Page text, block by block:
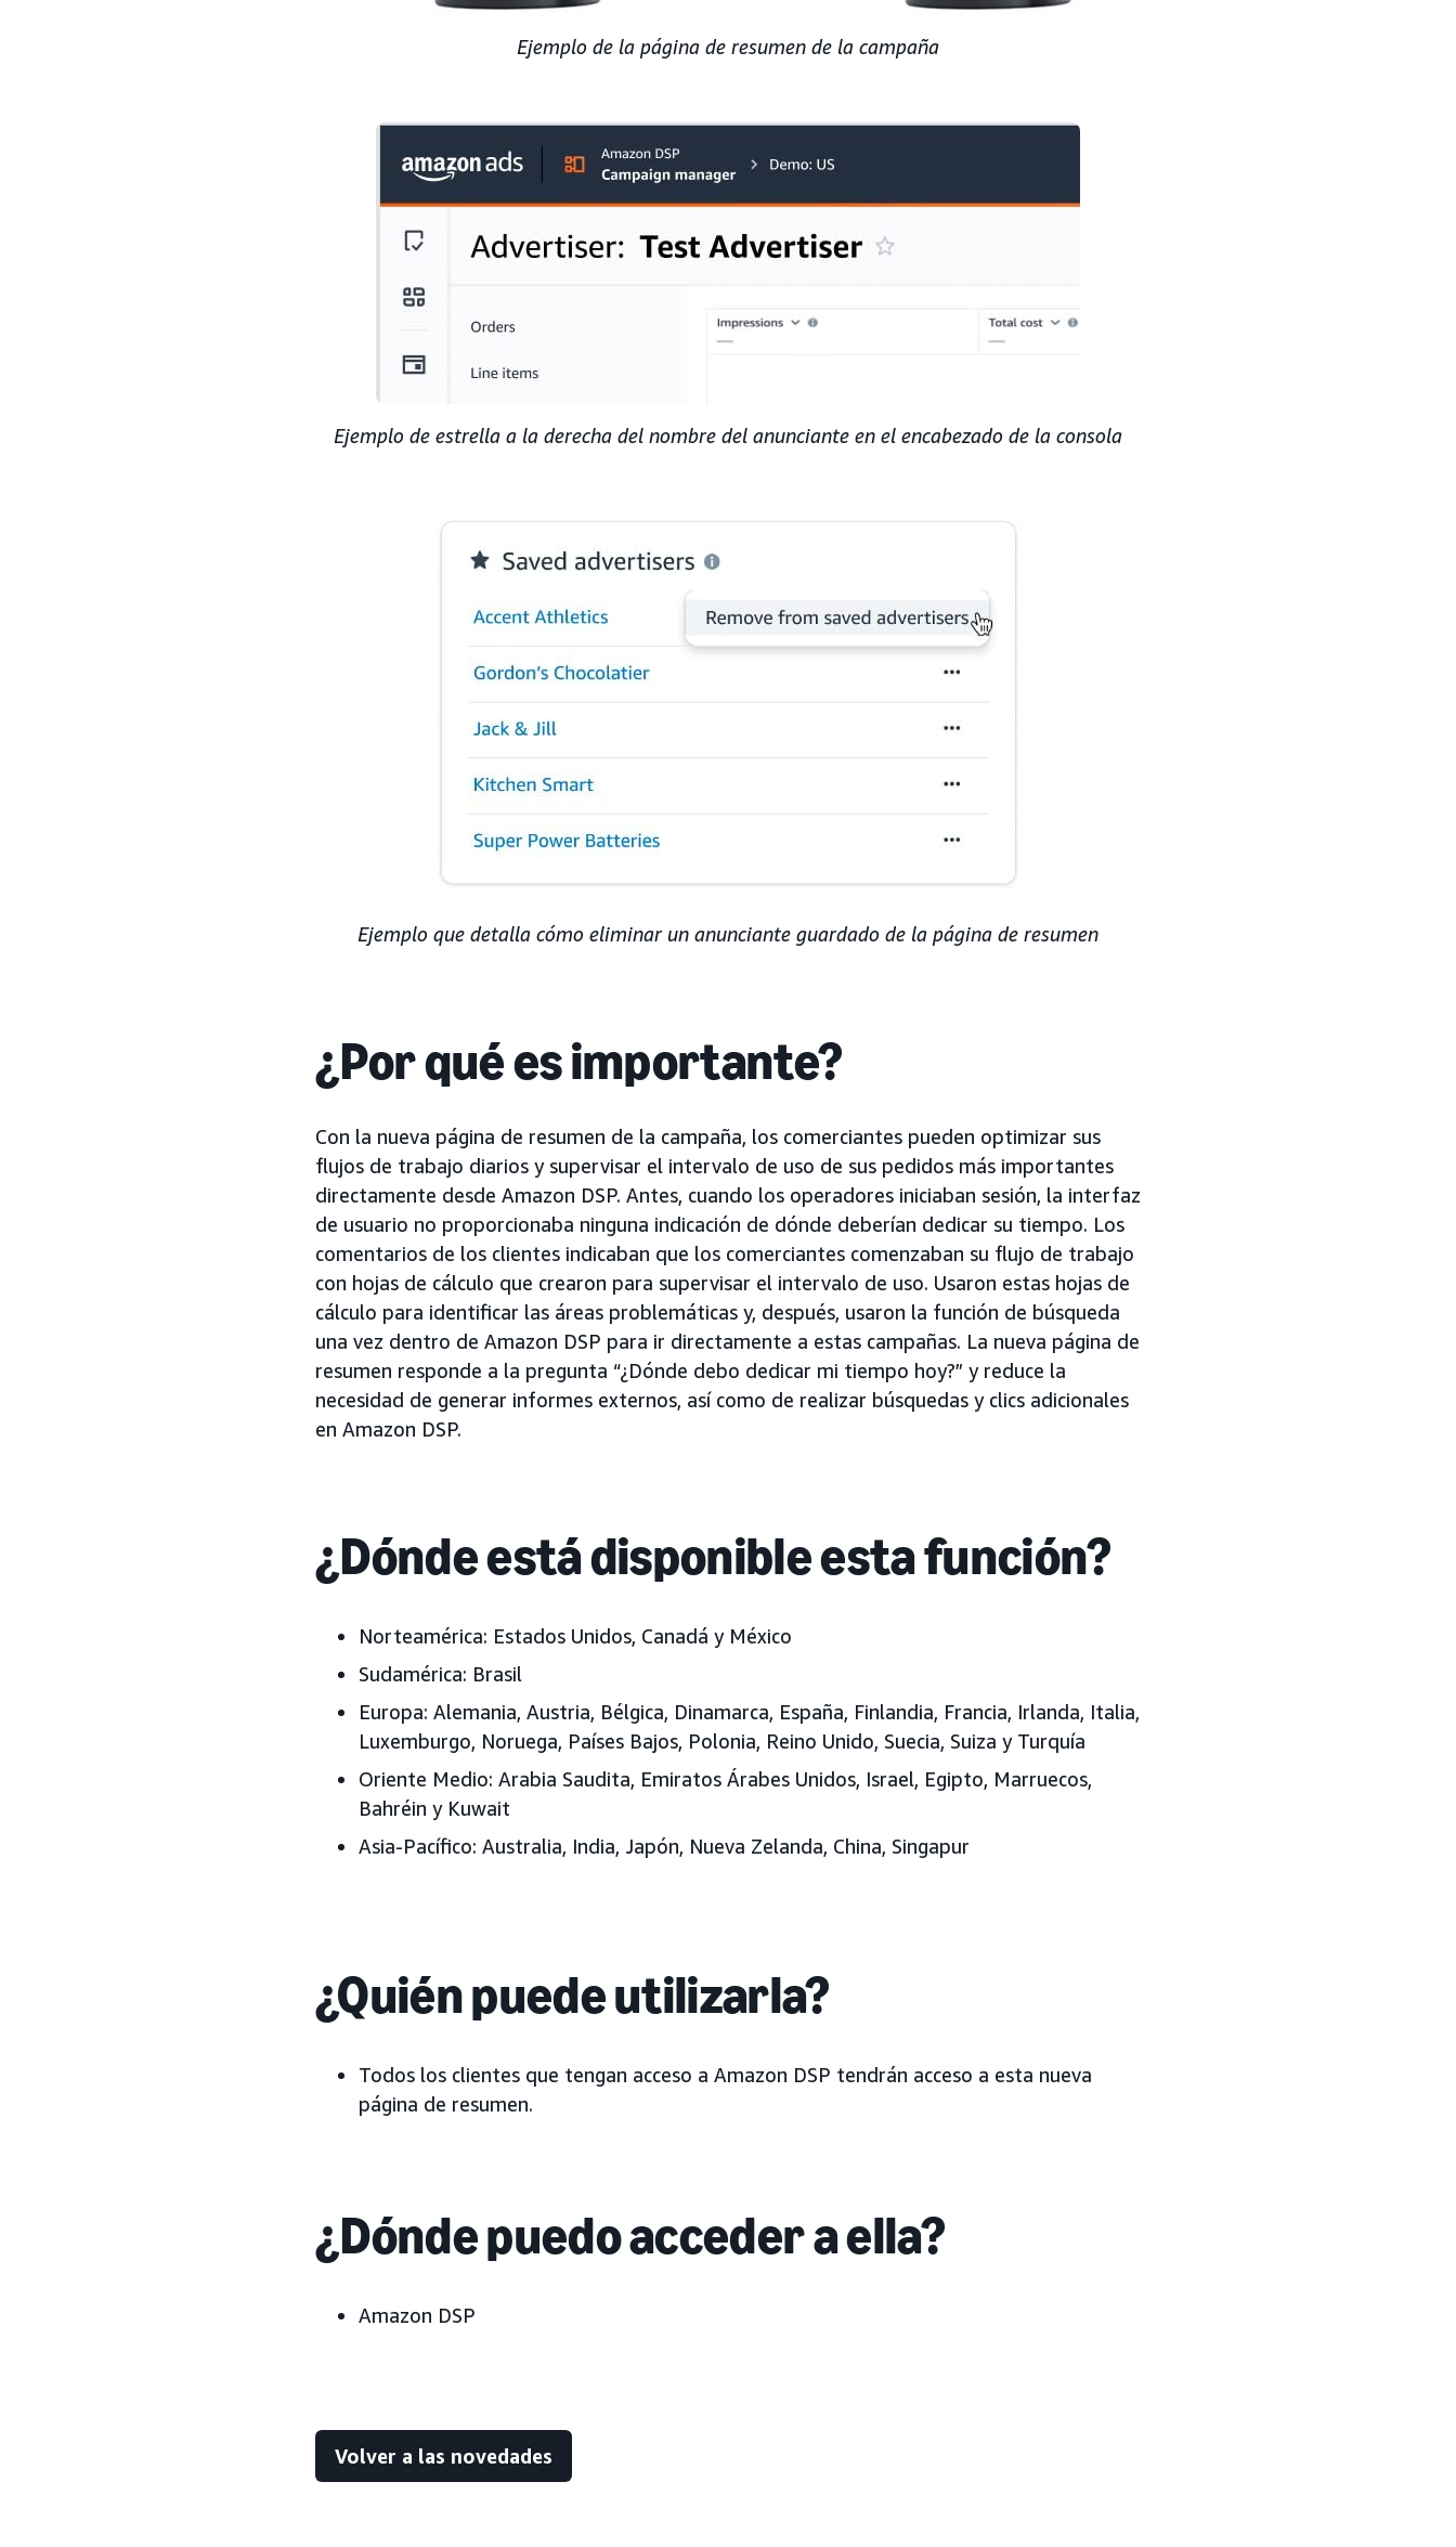
Ejemplo de la página de resumen de la campaña
Ejemplo de estrella a la derecha del nombre del anunciante en el encabezado de la consola
Ejemplo que detalla cómo eliminar un anunciante guardado de la página de resumen
¿Por qué es importante?
Con la nueva página de resumen de la campaña, los comerciantes pueden optimizar sus
flujos de trabajo diarios y supervisar el intervalo de uso de sus pedidos más importantes
directamente desde Amazon DSP. Antes, cuando los operadores iniciaban sesión, la interfaz
de usuario no proporcionaba ninguna indicación de dónde deberían dedicar su tiempo. Los
comentarios de los clientes indicaban que los comerciantes comenzaban su flujo de trabajo
con hojas de cálculo que crearon para supervisar el intervalo de uso. Usaron estas hojas de
cálculo para identificar las áreas problemáticas y, después, usaron la función de búsqueda
una vez dentro de Amazon DSP para ir directamente a estas campañas. La nueva página de
resumen responde a la pregunta “¿Dónde debo dedicar mi tiempo hoy?” y reduce la
necesidad de generar informes externos, así como de realizar búsquedas y clics adicionales
en Amazon DSP.
¿Dónde está disponible esta función?
Norteamérica: Estados Unidos, Canadá y México
Sudamérica: Brasil
Europa: Alemania, Austria, Bélgica, Dinamarca, España, Finlandia, Francia, Irlanda, Italia,
Luxemburgo, Noruega, Países Bajos, Polonia, Reino Unido, Suecia, Suiza y Turquía
Oriente Medio: Arabia Saudita, Emiratos Árabes Unidos, Israel, Egipto, Marruecos,
Bahréin y Kuwait
Asia-Pacífico: Australia, India, Japón, Nueva Zelanda, China, Singapur
¿Quién puede utilizarla?
Todos los clientes que tengan acceso a Amazon DSP tendrán acceso a esta nueva
página de resumen.
¿Dónde puedo acceder a ella?
Amazon DSP
Volver a las novedades